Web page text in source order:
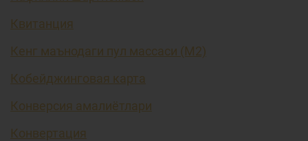
Квитанция
Кенг маънодаги пул массаси (М2)
Кобейджинговая карта
Конверсия амалиётлари
Конвертация